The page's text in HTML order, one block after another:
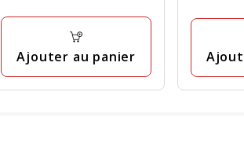
9
Ajouter au panier
30